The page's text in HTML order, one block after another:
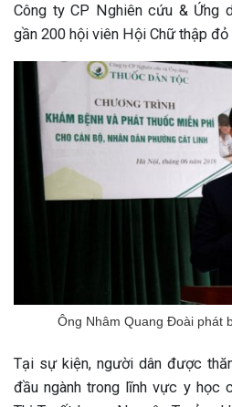
Công ty CP Nghiên cứu & Ứng
gần 200 hội viên Hội Chữ thập đỏ
Ông Nhâm Quang Đoài phát
Tại sự kiện, người dân được
đầu ngành trong lĩnh vực y học